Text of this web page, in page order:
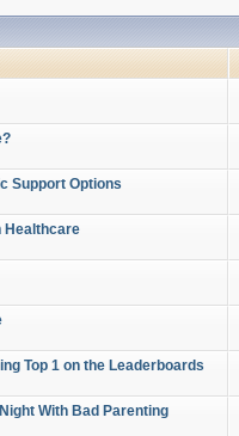
Support Options
Healthcare
Top 1 on the Leaderboards
With Bad Parenting